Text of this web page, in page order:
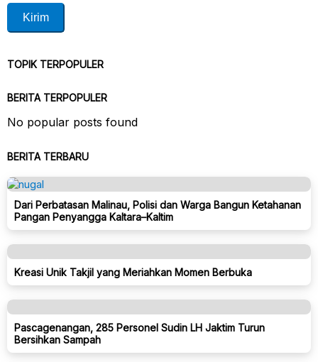
TOPIK TERPOPULER
BERITA TERPOPULER
No popular posts found
BERITA TERBARU
Dari Perbatasan Malinau, Polisi dan Warga Bangun Ketahanan
Pangan Penyangga Kaltara–Kaltim
Kreasi Unik Takjil yang Meriahkan Momen Berbuka
Pascagenangan, 285 Personel Sudin LH Jaktim Turun
Bersihkan Sampah